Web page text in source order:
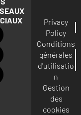
Privacy
Policy
Conditions
générales
d'utilisatio
n
Gestion
des
cookies